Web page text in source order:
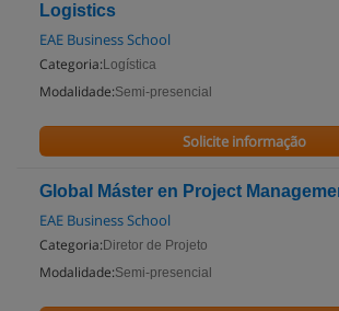
Logistics
EAE Business School
Categoria: Logística
Modalidade:Semi-presencial
Solicite informação
Global Máster en Project
EAE Business School
Categoria: Diretor de Projeto
Modalidade:Semi-presencial